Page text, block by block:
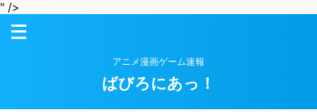
" />
アニメ漫画ゲーム速報
ばびろにあっ！